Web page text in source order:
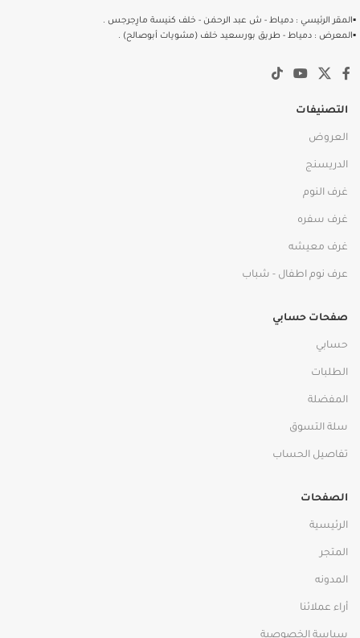
▪️المقر الرئيسي : دمياط - ش عبد الرحمٰن - خلف كنيسة مارِجرجس .
▪️المعرض : دمياط - طريق بورسعيد خلف (مشويات أبوصالح) .
التصنيفات
العروض
الدريسنج
غرف النوم
غرف سفره
غرف معيشه
عرف نوم اطفال - شباب
صفحات حسابي
حسابي
الطلبات
المفضلة
سلة التسوق
تفاصيل الحساب
الصفحات
الرئيسية
المتجر
المدونه
أراء عملائنا
سياسة الخصوصية